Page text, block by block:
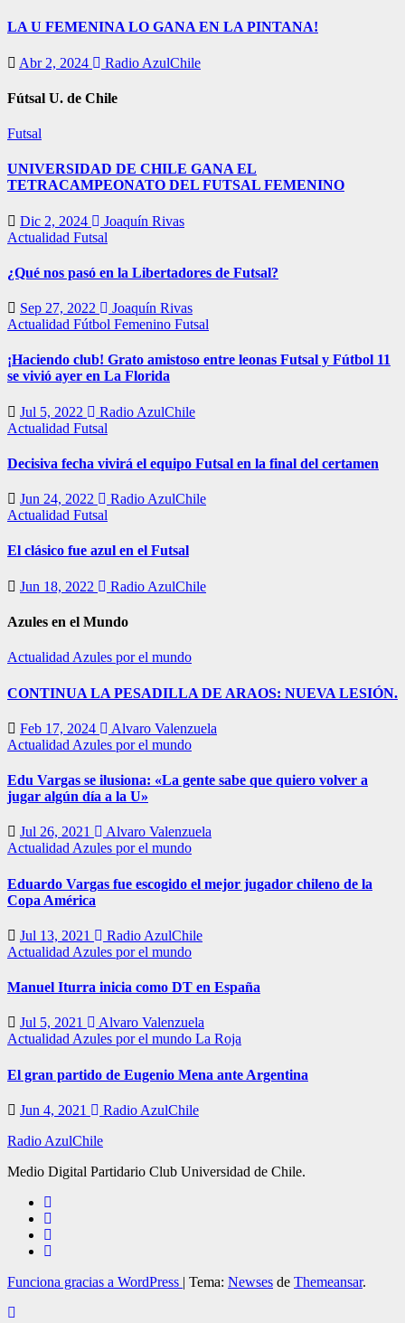
LA U FEMENINA LO GANA EN LA PINTANA!
Abr 2, 2024 Radio AzulChile
Fútsal U. de Chile
Futsal
UNIVERSIDAD DE CHILE GANA EL
TETRACAMPEONATO DEL FUTSAL FEMENINO
Dic 2, 2024
Joaquín Rivas
Actualidad Futsal
¿Qué nos pasó en la Libertadores de Futsal?
Sep 27, 2022
Joaquín Rivas
Actualidad Fútbol Femenino Futsal
¡Haciendo club! Grato amistoso entre leonas Futsal y Fútbol 11
se vivió ayer en La Florida
Jul 5, 2022
Radio AzulChile
Actualidad Futsal
Decisiva fecha vivirá el equipo Futsal en la final del certamen
Jun 24, 2022
Radio AzulChile
Actualidad Futsal
El clásico fue azul en el Futsal
Jun 18, 2022 Radio AzulChile
Azules en el Mundo
Actualidad Azules por el mundo
CONTINUA LA PESADILLA DE ARAOS: NUEVA LESIÓN.
Feb 17, 2024
Alvaro Valenzuela
Actualidad Azules por el mundo
Edu Vargas se ilusiona: «La gente sabe que quiero volver a
jugar algún día a la U»
Jul 26, 2021
Alvaro Valenzuela
Actualidad Azules por el mundo
Eduardo Vargas fue escogido el mejor jugador chileno de la
Copa América
Jul 13, 2021
Radio AzulChile
Actualidad Azules por el mundo
Manuel Iturra inicia como DT en España
Jul 5, 2021
Alvaro Valenzuela
Actualidad Azules por el mundo La Roja
El gran partido de Eugenio Mena ante Argentina
Jun 4, 2021
Radio AzulChile
Radio AzulChile
Medio Digital Partidario Club Universidad de Chile.
Funciona gracias a WordPress | Tema: Newses de Themeansar.